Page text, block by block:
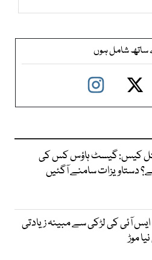
شامل ہوں
کیس: گیسٹ ہاؤس کس کی
دستاویزات سامنے آگئیں
آئی کی لڑکی سے مبینہ زیادتی
موڑ